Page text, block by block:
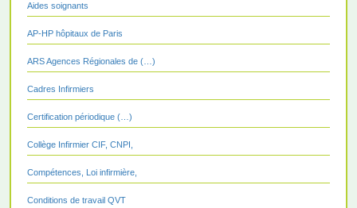
Aides soignants
AP-HP hôpitaux de Paris
ARS Agences Régionales de (…)
Cadres Infirmiers
Certification périodique (…)
Collège Infirmier CIF, CNPI,
Compétences, Loi infirmière,
Conditions de travail QVT